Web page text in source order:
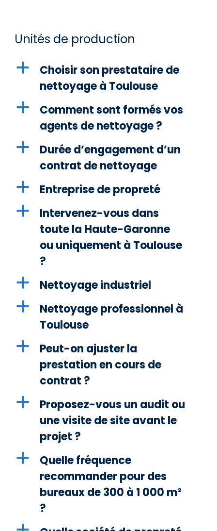
Unités de production
a
Choisir son prestataire de
nettoyage à Toulouse
a
Comment sont formés vos
agents de nettoyage ?
a
Durée d’engagement d’un
contrat de nettoyage
a Entreprise de propreté
a
Intervenez-vous dans
toute la Haute-Garonne
ou uniquement à Toulouse
?
a Nettoyage industriel
a
Nettoyage professionnel à
Toulouse
a
Peut-on ajuster la
prestation en cours de
contrat ?
a
Proposez-vous un audit ou
une visite de site avant le
projet ?
a
Quelle fréquence
recommander pour des
bureaux de 300 à 1 000 m²
?